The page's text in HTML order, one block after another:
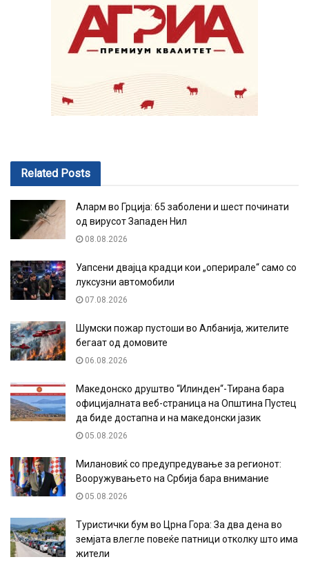
Related Posts
Аларм во Грција: 65 заболени и шест починати
од вирусот Западен Нил
08.08.2026
Уапсени двајца крадци кои „оперирале“ само со
луксузни автомобили
07.08.2026
Шумски пожар пустоши во Албанија, жителите
бегаат од домовите
06.08.2026
Македонско друштво “Илинден“-Тирана бара
официјалната веб-страница на Општина Пустец
да биде достапна и на македонски јазик
05.08.2026
Милановиќ со предупредување за регионот:
Вооружувањето на Србија бара внимание
05.08.2026
Туристички бум во Црна Гора: За два дена во
земјата влегле повеќе патници отколку што има
жители